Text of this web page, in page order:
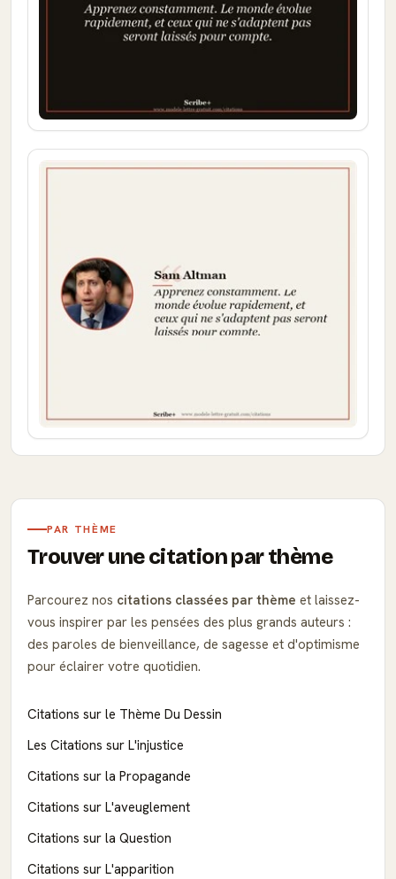
PAR THÈME
Trouver une citation par thème
Parcourez nos citations classées par thème et laissez-
vous inspirer par les pensées des plus grands auteurs :
des paroles de bienveillance, de sagesse et d'optimisme
pour éclairer votre quotidien.
Citations sur le Thème Du Dessin
Les Citations sur L'injustice
Citations sur la Propagande
Citations sur L'aveuglement
Citations sur la Question
Citations sur L'apparition